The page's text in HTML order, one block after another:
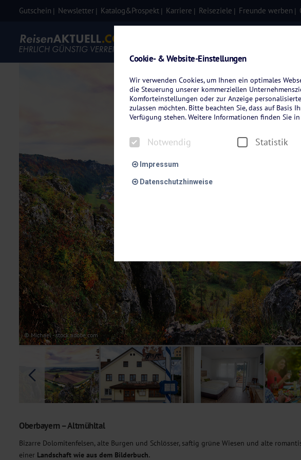
Gutschein Newsletter Katalog&Prospekt Karriere Reiseziele Freunde werben
© Michael - stock.adobe.com
Oberbayern – Altmühltal
Bizarre Dolomitenfelsen, alte Burgen und Schlösser, saftig grüne Wiesen und alte
einer Landschaft wie aus dem Bilderbuch.
Cookie- & Website-Einstellungen
Wir verwenden Cookies, um Ihnen ein optimales
die Steuerung unserer kommerziellen
Komforteinstellungen oder zur Anzeige
zulassen möchten. Bitte beachten Sie, dass auf
Verfügung stehen. Weitere Informationen finden Sie
Notwendig Statistik
Impressum
Datenschutzhinweise
Diese Cookies sind für den Betrieb der Seite
möchten, um Ihnen unsere Dienste bei einem
Statistik
Um unser Angebot und unsere Webseite weiter zu
dieser Cookies können wir beispielsweise die
unsere Inhalte optimieren. Wir nutzen hierfür Dienste
Übermittlung, der auf unsere Website erfassten
Datenschutzhinweisen. Sie können Ihre Einwilligung
Marketing
Diese Cookies werden genutzt, um Ihnen